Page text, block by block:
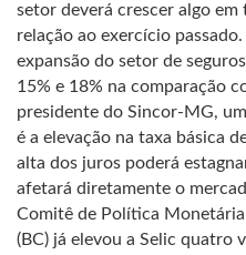
setor deverá crescer algo
relação ao exercício
expansão do setor de
15% e 18% na comparação
presidente do Sincor-MG,
é a elevação na taxa básica
alta dos juros poderá
afetará diretamente o
Comitê de Política Monetária
(BC) já elevou a Selic quatro